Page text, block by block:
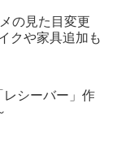
の見た目変更
クや家具追加も
レシーバー」作